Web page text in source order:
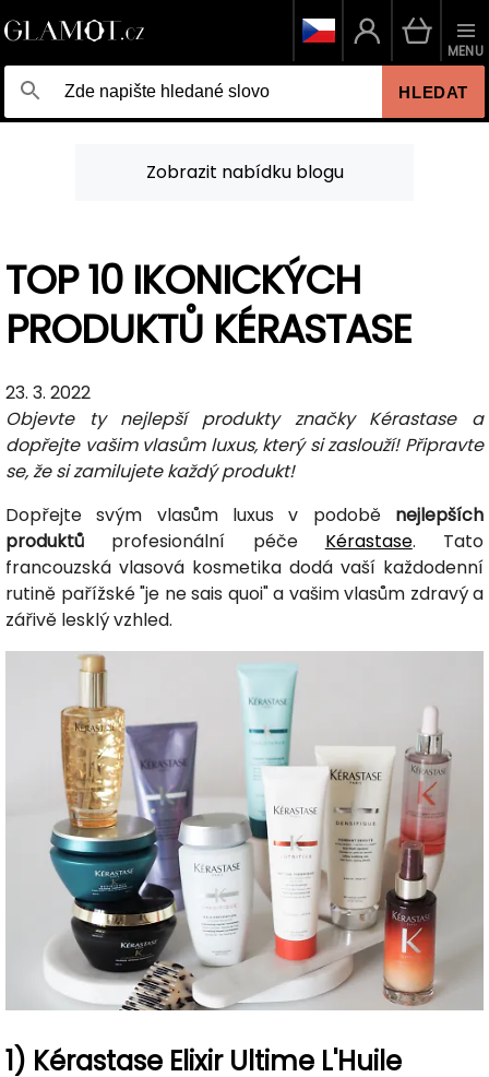
HLEDAT
MENU
Zobrazit nabídku blogu
TOP 10 IKONICKÝCH
PRODUKTŮ KÉRASTASE
23. 3. 2022
Objevte ty nejlepší produkty značky Kérastase a
dopřejte vašim vlasům luxus, který si zaslouží! Připravte
se, že si zamilujete každý produkt!
Dopřejte svým vlasům luxus v podobě nejlepších
produktů profesionální péče Kérastase. Tato
francouzská vlasová kosmetika dodá vaší každodenní
rutině pařížské "je ne sais quoi" a vašim vlasům zdravý a
zářivě lesklý vzhled.
1) Kérastase Elixir Ultime L'Huile